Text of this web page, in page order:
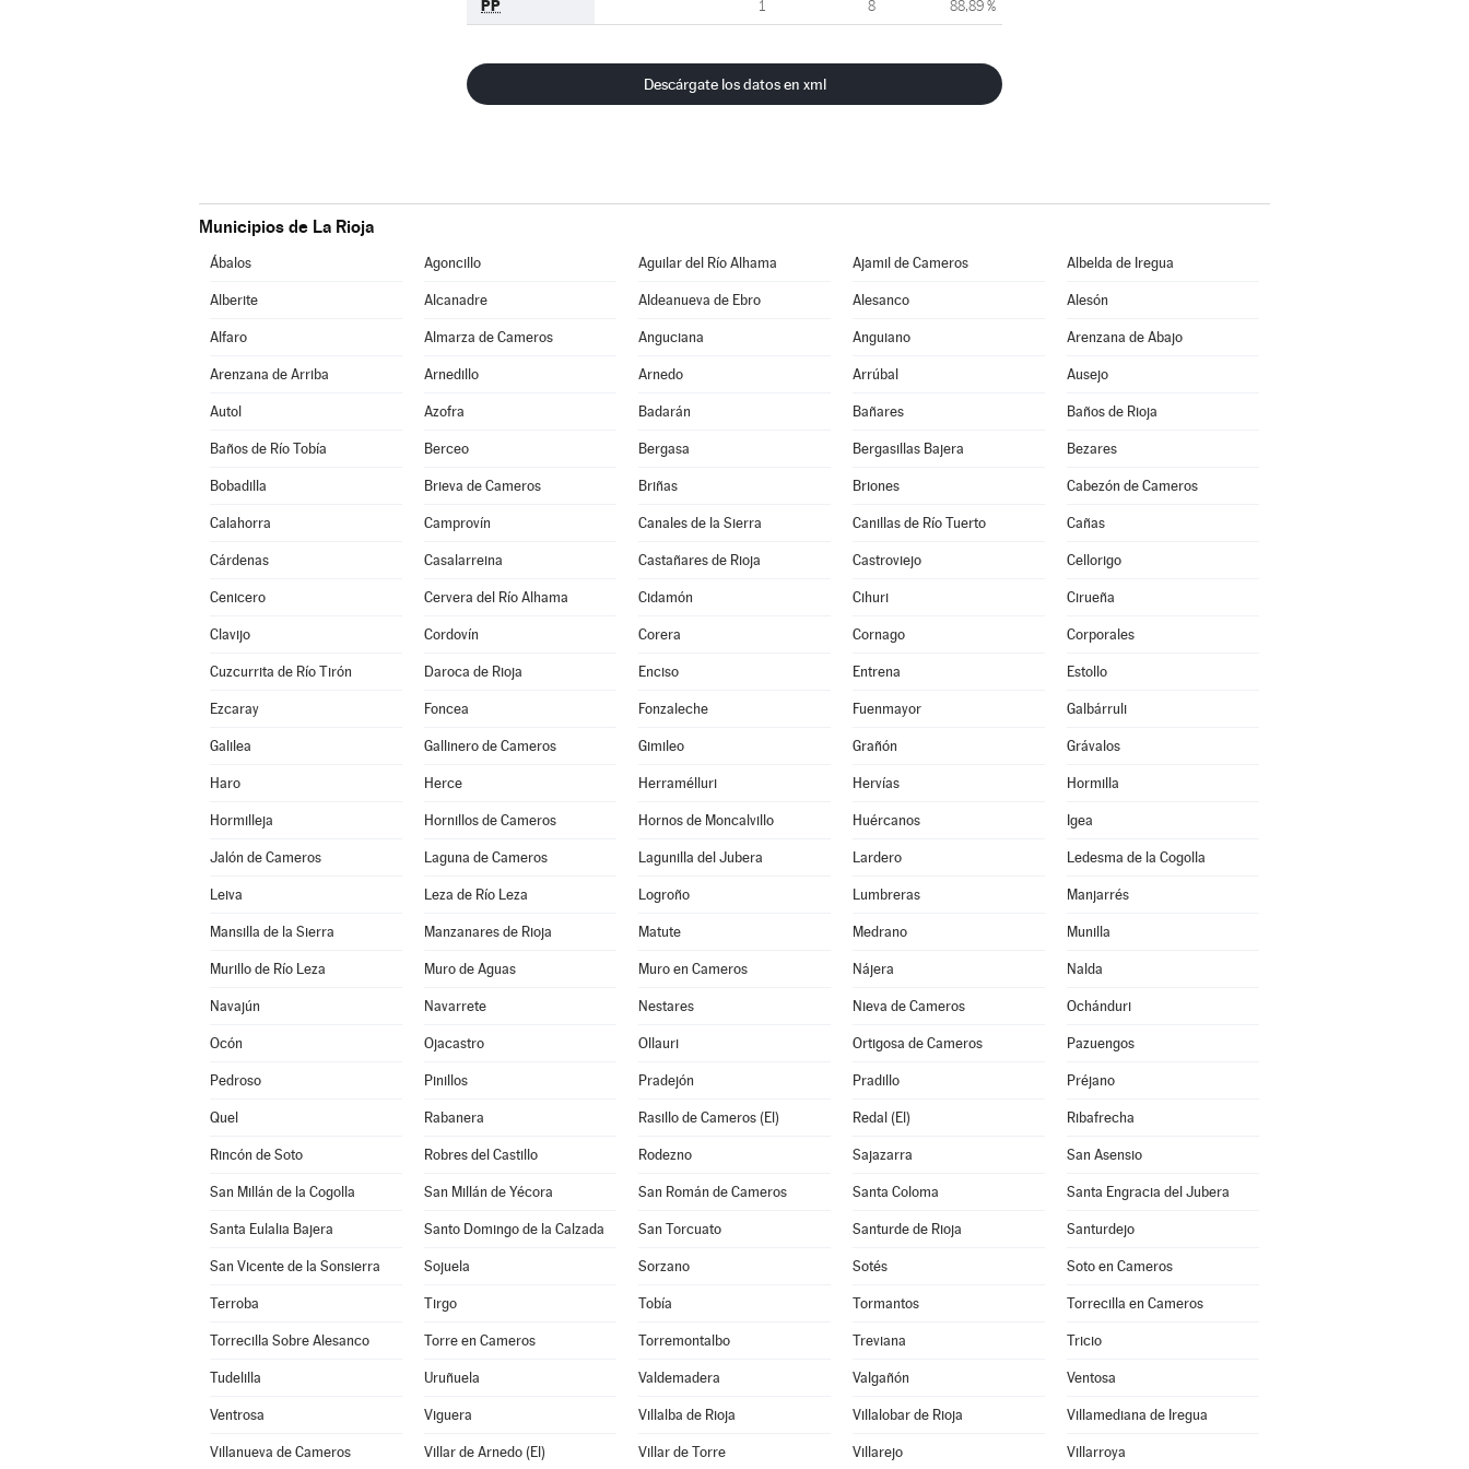
PP 1 8 88,89 %
Descárgate los datos en xml
Municipios de La Rioja
Ábalos Agoncillo Aguilar del Río Alhama Ajamil de Cameros Albelda de Iregua
Alberite Alcanadre Aldeanueva de Ebro Alesanco Alesón
Alfaro Almarza de Cameros Anguciana Anguiano Arenzana de Abajo
Arenzana de Arriba Arnedillo Arnedo Arrúbal Ausejo
Autol Azofra Badarán Bañares Baños de Rioja
Baños de Río Tobía Berceo Bergasa Bergasillas Bajera Bezares
Bobadilla Brieva de Cameros Briñas Briones Cabezón de Cameros
Calahorra Camprovín Canales de la Sierra Canillas de Río Tuerto Cañas
Cárdenas Casalarreina Castañares de Rioja Castroviejo Cellorigo
Cenicero Cervera del Río Alhama Cidamón Cihuri Cirueña
Clavijo Cordovín Corera Cornago Corporales
Cuzcurrita de Río Tirón Daroca de Rioja Enciso Entrena Estollo
Ezcaray Foncea Fonzaleche Fuenmayor Galbárruli
Galilea Gallinero de Cameros Gimileo Grañón Grávalos
Haro Herce Herramélluri Hervías Hormilla
Hormilleja Hornillos de Cameros Hornos de Moncalvillo Huércanos Igea
Jalón de Cameros Laguna de Cameros Lagunilla del Jubera Lardero Ledesma de la Cogolla
Leiva Leza de Río Leza Logroño Lumbreras Manjarrés
Mansilla de la Sierra Manzanares de Rioja Matute Medrano Munilla
Murillo de Río Leza Muro de Aguas Muro en Cameros Nájera Nalda
Navajún Navarrete Nestares Nieva de Cameros Ochánduri
Ocón Ojacastro Ollauri Ortigosa de Cameros Pazuengos
Pedroso Pinillos Pradejón Pradillo Préjano
Quel Rabanera Rasillo de Cameros (El) Redal (El) Ribafrecha
Rincón de Soto Robres del Castillo Rodezno Sajazarra San Asensio
San Millán de la Cogolla San Millán de Yécora San Román de Cameros Santa Coloma Santa Engracia del Jubera
Santa Eulalia Bajera Santo Domingo de la Calzada San Torcuato Santurde de Rioja Santurdejo
San Vicente de la Sonsierra Sojuela Sorzano Sotés Soto en Cameros
Terroba Tirgo Tobía Tormantos Torrecilla en Cameros
Torrecilla Sobre Alesanco Torre en Cameros Torremontalbo Treviana Tricio
Tudelilla Uruñuela Valdemadera Valgañón Ventosa
Ventrosa Viguera Villalba de Rioja Villalobar de Rioja Villamediana de Iregua
Villanueva de Cameros Villar de Arnedo (El) Villar de Torre Villarejo Villarroya